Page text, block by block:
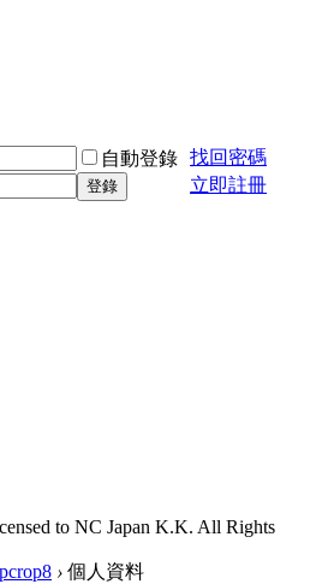
自動登錄 找回密碼
登錄 立即註冊
to NC Japan K.K. All Rights
› 個人資料